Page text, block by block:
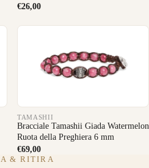
€26,00
TAMASHII
Bracciale Tamashii Giada Watermelon
Ruota della Preghiera 6 mm
€69,00
& RITIRA